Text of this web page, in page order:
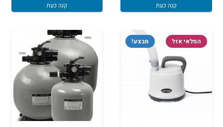
קנה כעת קנה כעת
מבצע! המלאי אזל